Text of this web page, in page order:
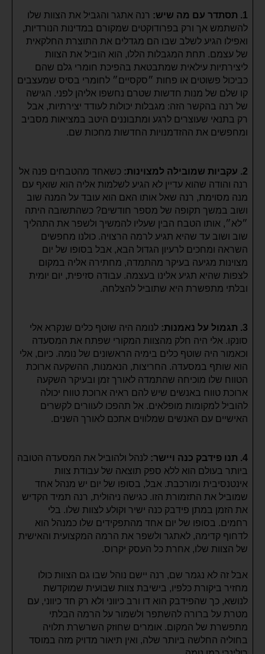
1. תסתדר עם מה שיש:
רנה אתגר והגביל את הצוות שלו
להשתמש אך ורק בפרודוקטים שמקורם במדינות הנורדיות,
ואפילו הגיע לשלב שבו הם מגדלים את התוצרת החלקאית
של עצמם. תחת המגבלות הללו, הוא הוביל את הצוות
ליצירתיות עילאית שמתבטאת בהפיכת חומרי גלם שהם
כביכול פשוטים או פחות ״סקסיים״ לחומרי בסיס שמעצבים
קו שלם של מנות חדשות שטרם נחשפו אליהן לפני. הגישה
של רנה בהקשר הזה: מגבלות יכולות לעודד יצירתיות, אבל
רק בתנאי שעוצרים לרגע ומתבוננים היטב במציאות מסביב
ומחפשים את ההזדמנויות החדשות מחכות שם.
2. עקביות שמובילה למצוינות:
כשאחד מהטבחים פנה אל
רנה והודה שהוא עדיין לא הגיע לשלמות אליה הוא שואף עם
מנה מסוימת, רנה שאל אותו האם הוא עובד על המנה שוב
ושוב במשך תקופה של מספר חודשים? כשהתשובה היתה
״לא״, אותו הטבח הבין שעליו להמשיך ולשפר את התהליך
שוב ושוב עד שהיא תגיע לרמה הרצויה. כולנו מחפשים
השראה ומחכים לרעיון הגדול הבא, אבל בסופו של יום
מצוינות מגיעה בעיקר מהתמדה, מחתירה אליה במקום
לצפות שהיא תגיע אלינו בעצמה. עבודה סזיפית, יום יומית
ובלתי מתפשרת היא שתוביל להצלחה.
3. תגמול על נאמנות:
לנומה היה שוטף כלים שנקרא אלי
סונקו. אלי היה חלק מהצוות המקורי שפתח את המסעדה
וכאמור היה שוטף כלים בימיה הראשונים של נומה. כיום, אלי
הוא שותף במסעדה. החריצות, הנאמנות, ההשקעה ארוכת
הטווח שלו מוכיחה שהתמדה לאורך זמן ובעיקר השקעה
ארוכת טווח באנשים שיש להם ראיה ארוכת טווח יכולה
להוביל למקומות מופלאים. אל תהפכו לעוורים לקשרים
האישיים עם האנשים שמלווים אתכם לאורך השנים.
4. תנו פידבק כנה ויישר:
לנהל ולהוביל את המסעדה הטובה
ביותר בעולם הוא ללא ספק תוצאה של עבודת צוות
אינטנסיבית ומורכבת. אבל, בסופו של יום יש מנהל אחד
שמוביל את התזמורת הזו. כגישה ניהולית, רנה תמיד הקדיש
את הזמן במתן פידבק כנה ישיר וקולע לצוות שלו. בלי
רחמים. בסופו של יום אחד מהתפקידים שלו כמנהל הוא
לדחוף קדימה, לאתגר ולשפר את הרמה המקצועית והאישית
של הצוות שלו, אחרת כל העסק יקרוס.
אבל זה לא נגמר שם, רנה יישם נוהל שבו גם הצוות כולו
מחזיר ביקורת כלפיו, בישיבת צוות שבועית שמוקדשת
לנושא, כך שהפידבק הוא דו ורב כיווני ולא רק חד כיווני, עם
מטרת על ברורה להשתפר ולשמור על הרמה הבלתי
מתפשרת של המקום. אומרים שחוזק השרשרת תלויה
בחוליה החלשה ביותר שלה, ואין תיאור מדויק מזה במוסד